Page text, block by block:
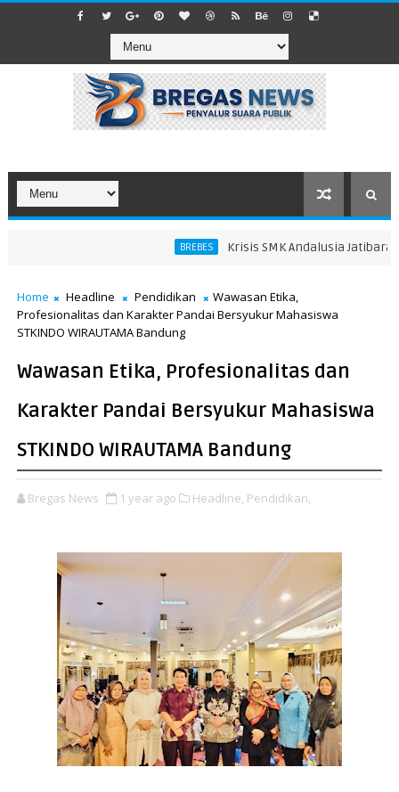
BREBES Krisis SMK Andalusia Jatibarang
Home Headline Pendidikan
Wawasan Etika,
Profesionalitas dan Karakter Pandai Bersyukur Mahasiswa
STKINDO WIRAUTAMA Bandung
Wawasan Etika, Profesionalitas dan
Karakter Pandai Bersyukur Mahasiswa
STKINDO WIRAUTAMA Bandung
Bregas News 1 year ago Headline, Pendidikan,